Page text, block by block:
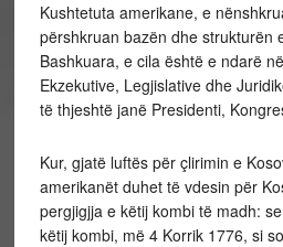
Kushtetuta amerikane, e
përshkruan bazën dhe strukturën
Bashkuara, e cila është e ndarë
Ekzekutive, Legjislative dhe
të thjeshtë janë Presidenti,
Kur, gjatë luftës për çlirimin e
amerikanët duhet të vdesin për
pergjigjja e këtij kombi të madh:
këtij kombi, më 4 Korrik 1776, si